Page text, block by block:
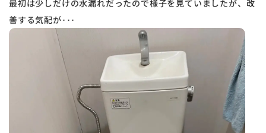
最初は少しだけの水漏れだったので様子を見ていましたが、改
善する気配が･･･